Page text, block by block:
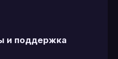
и поддержка